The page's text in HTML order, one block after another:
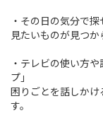
・その日の気分で探
見たいものが見つか
・テレビの使い方
プ」
困りごとを話しか
す。